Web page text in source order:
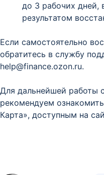
до 3 рабочих дней,
результатом
Если самостоятельно
обратитесь в службу
help@finance.ozon.ru.
Для дальнейшей работы
рекомендуем
Карта», доступным на